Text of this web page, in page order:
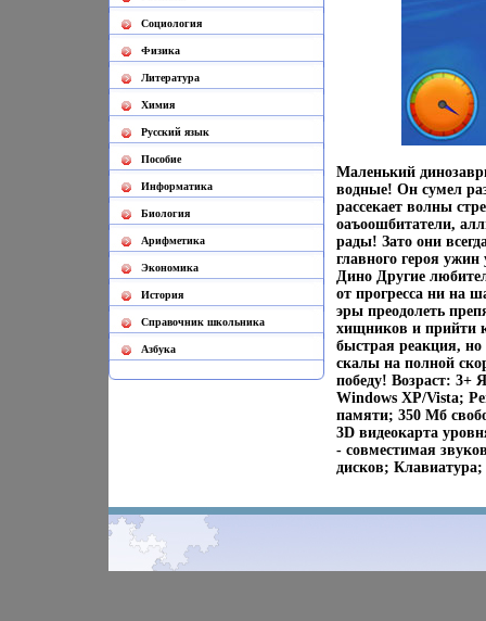
Социология
Физика
Литература
Химия
Русский язык
Пособие
Информатика
Биология
Арифметика
Экономика
История
Cправочник школьника
Азбука
Маленький
водные! Он сумел
рассекает волны
оаъоошбитатели,
рады! Зато они
главного героя
Дино Другие
от прогресса ни на
эры преодолеть
хищников и прийти
быстрая реакция,
скалы на полной
победу! Возраст: 3+
Windows XP/Vista;
памяти; 350 Мб
3D видеокарта
- совместимая
дисков;